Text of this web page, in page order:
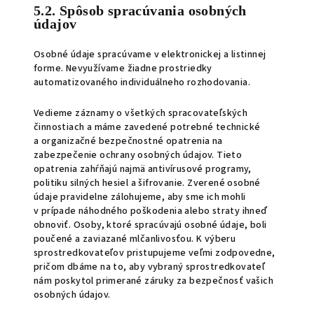
5.2. Spôsob spracúvania osobných
údajov
Osobné údaje spracúvame v elektronickej a listinnej
forme. Nevyužívame žiadne prostriedky
automatizovaného individuálneho rozhodovania.
Vedieme záznamy o všetkých spracovateľských
činnostiach a máme zavedené potrebné technické
a organizačné bezpečnostné opatrenia na
zabezpečenie ochrany osobných údajov. Tieto
opatrenia zahŕňajú najmä antivírusové programy,
politiku silných hesiel a šifrovanie. Zverené osobné
údaje pravidelne zálohujeme, aby sme ich mohli
v prípade náhodného poškodenia alebo straty ihneď
obnoviť. Osoby, ktoré spracúvajú osobné údaje, boli
poučené a zaviazané mlčanlivosťou. K výberu
sprostredkovateľov pristupujeme veľmi zodpovedne,
pričom dbáme na to, aby vybraný sprostredkovateľ
nám poskytol primerané záruky za bezpečnosť vašich
osobných údajov.